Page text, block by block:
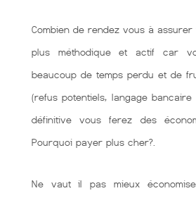
Combien de rendez vous à
plus méthodique et actif car
beaucoup de temps perdu et de
(refus potentiels, langage
définitive vous ferez des
Pourquoi payer plus cher?.
Ne vaut il pas mieux